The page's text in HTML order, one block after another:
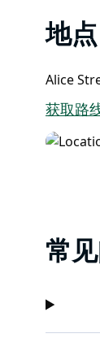
地点
Alice
获取路
常